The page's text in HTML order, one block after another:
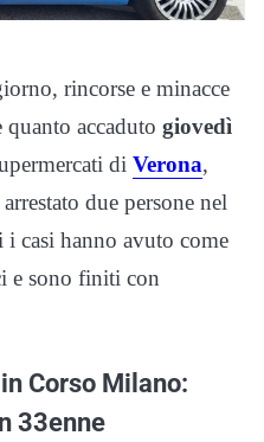
rincorse e minacce
accaduto giovedì
di Verona,
arrestato due persone nel
casi hanno avuto come
e sono finiti con
Corso Milano:
33enne